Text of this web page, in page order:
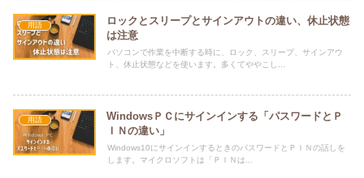
用語
ロックとスリープとサインアウトの違い、休止状態
は注意
パソコンで作業を中断する時に、ロック、スリープ、サインアウ
ト、休止状態などを使います。多くてややこし...
用語
WindowsＰＣにサインインする「パスワードとＰ
ＩＮの違い」
Windows10にサインインするときのパスワードとＰＩＮの話しを
します。マイクロソフトは「ＰＩＮは...